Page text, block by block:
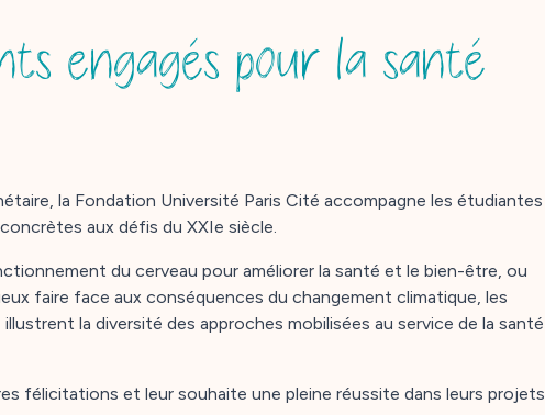
engagés pour la santé
la Fondation Université Paris Cité accompagne les étudiantes
aux défis du XXIe siècle.
du cerveau pour améliorer la santé et le bien-être, ou
faire face aux conséquences du changement climatique, les
la diversité des approches mobilisées au service de la santé
félicitations et leur souhaite une pleine réussite dans leurs projets